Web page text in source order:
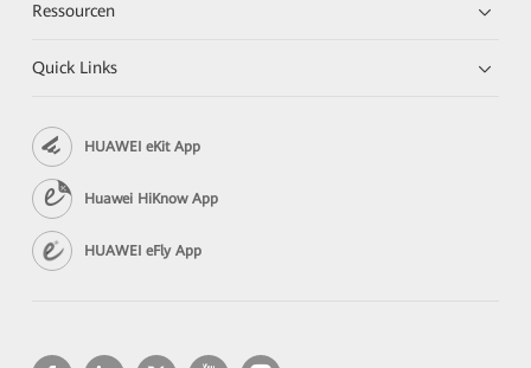
Ressourcen
Quick Links
HUAWEI eKit App
Huawei HiKnow App
HUAWEI eFly App